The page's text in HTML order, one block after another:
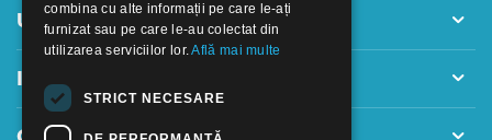
Utile
Informatii
combina cu alte informații pe care le-ați
furnizat sau pe care le-au colectat din
utilizarea serviciilor lor.Află mai multe
STRICT NECESARE